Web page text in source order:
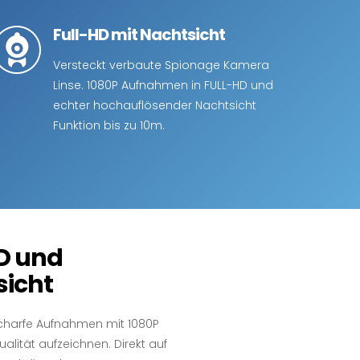
Full-HD mit Nachtsicht
Versteckt verbaute Spionage Kamera
Linse. 1080P Aufnahmen in FULL-HD und
echter hochauflösender Nachtsicht
Funktion bis zu 10m.
und
Aufnahmen mit 1080P
aufzeichnen. Direkt auf